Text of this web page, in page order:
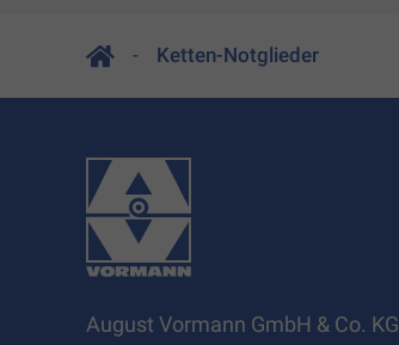
Ketten-Notglieder
August Vormann GmbH & Co. KG